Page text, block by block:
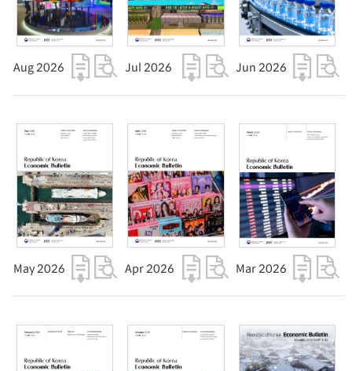
Aug 2026 Jul 2026 Jun 2026
May 2026 Apr 2026 Mar 2026